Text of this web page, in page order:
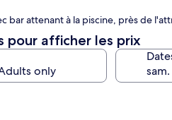
bar attenant à la piscine, près de
pour afficher les prix